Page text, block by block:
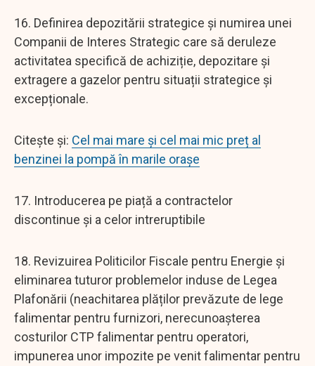
16. Definirea depozitării strategice și numirea unei
Companii de Interes Strategic care să deruleze
activitatea specifică de achiziție, depozitare și
extragere a gazelor pentru situații strategice și
excepționale.
Citește și: Cel mai mare și cel mai mic preț al
benzinei la pompă în marile orașe
17. Introducerea pe piață a contractelor
discontinue și a celor intreruptibile
18. Revizuirea Politicilor Fiscale pentru Energie și
eliminarea tuturor problemelor induse de Legea
Plafonării (neachitarea plăților prevăzute de lege
falimentar pentru furnizori, nerecunoașterea
costurilor CTP falimentar pentru operatori,
impunerea unor impozite pe venit falimentar pentru